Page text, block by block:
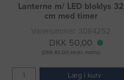
Lanterne m/ LED bloklys 32
cm med timer
Varenummer: 3084252
DKK 50,00
(DKK 40,00 ekskl. moms)
Læg i kurv